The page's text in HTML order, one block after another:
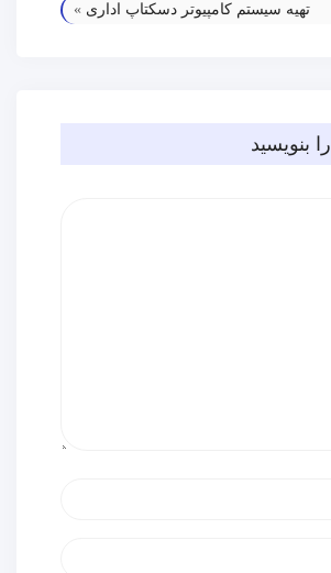
تهیه سیستم کامپیوتر دسکتاپ اداری »
بنویسید